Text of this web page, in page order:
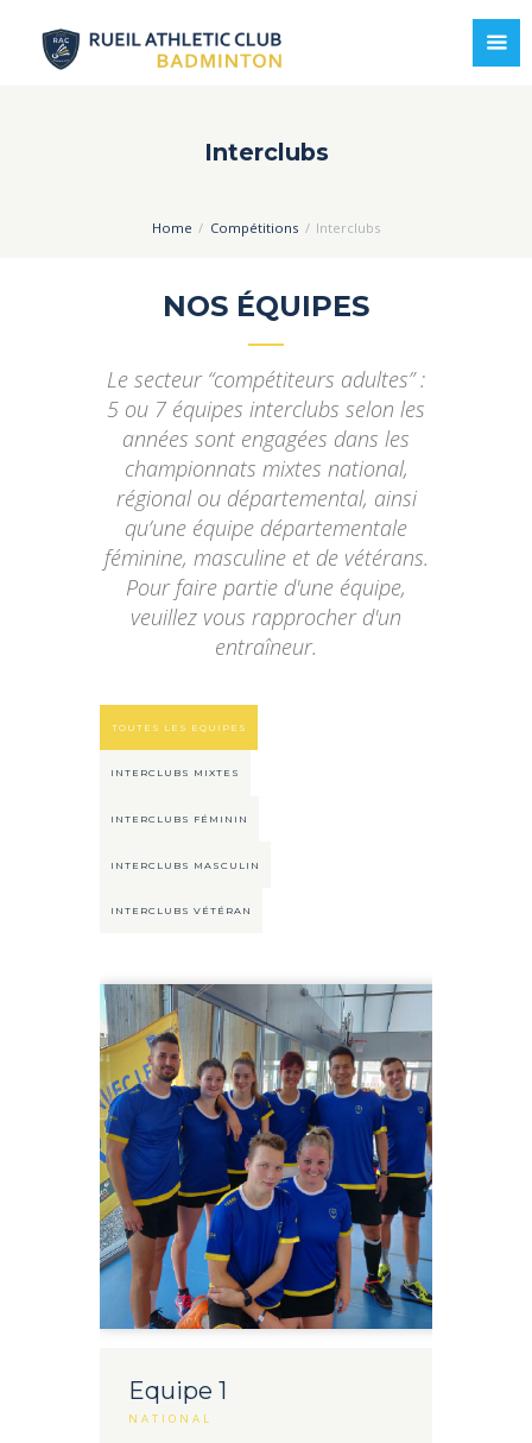
Interclubs
Home Compétitions Interclubs
NOS ÉQUIPES
Le secteur “compétiteurs adultes” :
5 ou 7 équipes interclubs selon les
années sont engagées dans les
championnats mixtes national,
régional ou départemental, ainsi
qu’une équipe départementale
féminine, masculine et de vétérans.
Pour faire partie d'une équipe,
veuillez vous rapprocher d'un
entraîneur.
TOUTES LES EQUIPES
INTERCLUBS MIXTES
INTERCLUBS FÉMININ
INTERCLUBS MASCULIN
INTERCLUBS VÉTÉRAN
Equipe 1
NATIONAL